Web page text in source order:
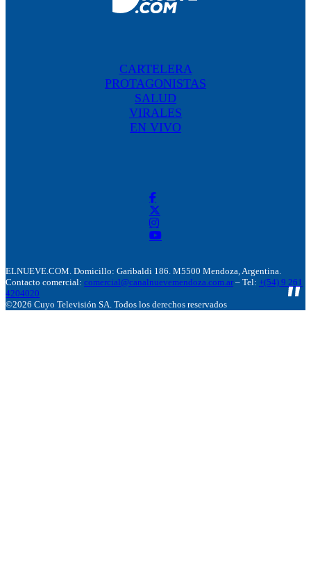
CARTELERA
PROTAGONISTAS
SALUD
VIRALES
EN VIVO
ELNUEVE.COM. Domicillo: Garibaldi 186. M5500 Mendoza, Argentina.
Contacto comercial: comercial@canalnuevemendoza.com.ar – Tel: +(54) 9 261
4204020
©2026 Cuyo Televisión SA. Todos los derechos reservados